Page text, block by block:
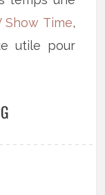
Show Time,
utile pour